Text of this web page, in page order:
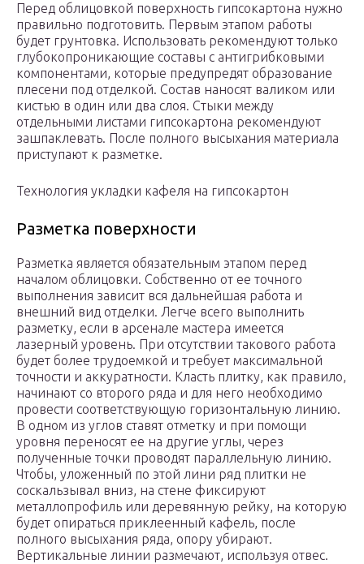
Перед облицовкой поверхность гипсокартона нужно
правильно подготовить. Первым этапом работы
будет грунтовка. Использовать рекомендуют только
глубокопроникающие составы с антигрибковыми
компонентами, которые предупредят образование
плесени под отделкой. Состав наносят валиком или
кистью в один или два слоя. Стыки между
отдельными листами гипсокартона рекомендуют
зашпаклевать. После полного высыхания материала
приступают к разметке.
Технология укладки кафеля на гипсокартон
Разметка поверхности
Разметка является обязательным этапом перед
началом облицовки. Собственно от ее точного
выполнения зависит вся дальнейшая работа и
внешний вид отделки. Легче всего выполнить
разметку, если в арсенале мастера имеется
лазерный уровень. При отсутствии такового работа
будет более трудоемкой и требует максимальной
точности и аккуратности. Класть плитку, как правило,
начинают со второго ряда и для него необходимо
провести соответствующую горизонтальную линию.
В одном из углов ставят отметку и при помощи
уровня переносят ее на другие углы, через
полученные точки проводят параллельную линию.
Чтобы, уложенный по этой лини ряд плитки не
соскальзывал вниз, на стене фиксируют
металлопрофиль или деревянную рейку, на которую
будет опираться приклеенный кафель, после
полного высыхания ряда, опору убирают.
Вертикальные линии размечают, используя отвес.